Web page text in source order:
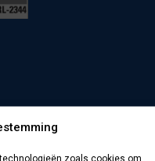
zoals cookies om